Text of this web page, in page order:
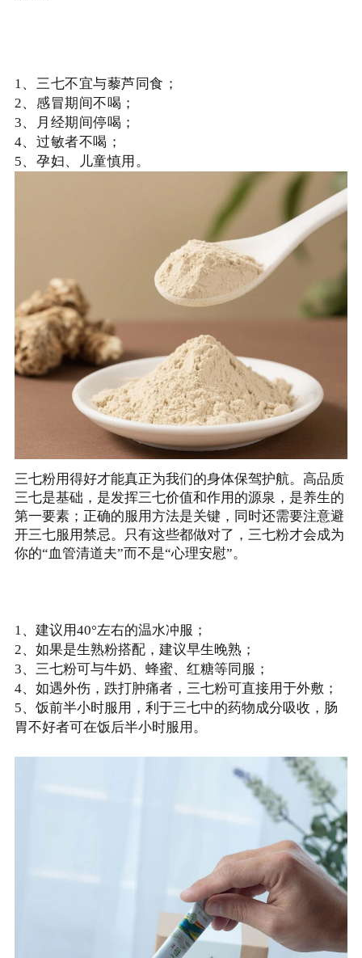
1 、三七不宜与藜芦同食；
2、感冒期间不喝；
3、月经期间停喝；
4、 过敏者不喝；
5、孕妇、儿童慎用。
三七粉用得好才能真正为我们的身体保驾护航。高品质
三七是基础，是发挥三七价值和作用的源泉，是养生的
第一要素；正确的服用方法是关键，同时还需要注意避
开三七服用禁忌。只有这些都做对了，三七粉才会成为
你的“血管清道夫”而不是“心理安慰”。
1 、建议用40°左右的温水冲服；
2、如果是生熟粉搭配，建议早生晚熟；
3、三七粉可与牛奶、蜂蜜、红糖等同服；
4、如遇外伤，跌打肿痛者，三七粉可直接用于外敷；
5、饭前半小时服用，利于三七中的药物成分吸收，肠
胃不好者可在饭后半小时服用。